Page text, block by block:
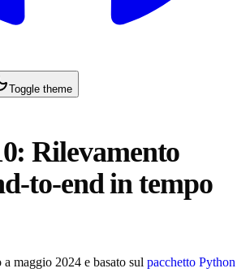
Toggle theme
Rilevamento
to-end in tempo
maggio 2024 e basato sul pacchetto Python